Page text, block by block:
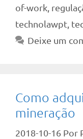
of-work,
technolawpt,
Deixe um
Como
mineração
2018-10-16 Por